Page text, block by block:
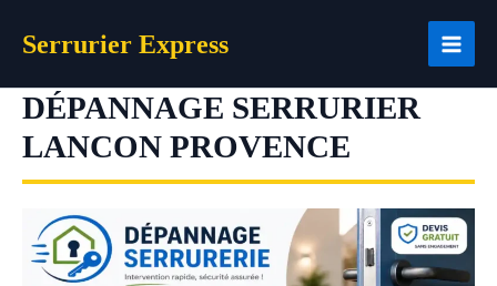
Serrurier Express
DÉPANNAGE SERRURIER
LANCON PROVENCE